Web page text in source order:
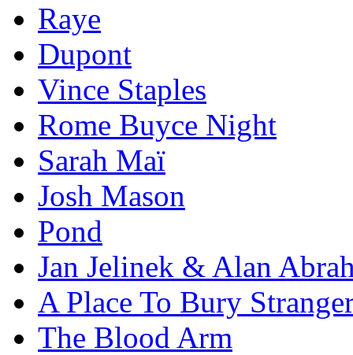
Raye
Dupont
Vince Staples
Rome Buyce Night
Sarah Maï
Josh Mason
Pond
Jan Jelinek & Alan
A Place To Bury
The Blood Arm